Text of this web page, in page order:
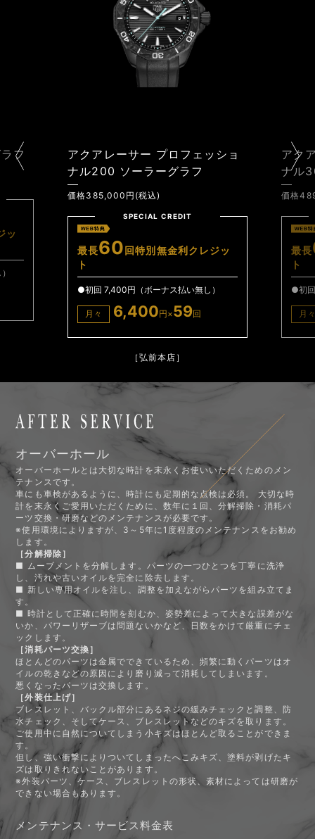
フェッショ
ラフ
アクアレーサー プロフェッショ
ナル300 キャリバー7 GMT
価格489,500円(税込)
SPECIAL CREDIT
最長60回特別無金利クレジッ
●初回 11,600円（ボーナス払い無し）
月々 8,100
［弘前本店］
オーバーホール
オーバーホールとは大切な時計を末永くお使いいただくためのメン
テナンスです。
車にも車検があるように、時計にも定期的な点検は必須。 大切な時
計を末永くご愛用いただくために、数年に１回、分解掃除・消耗パ
ーツ交換・研磨などのメンテナンスが必要です。
※使用環境によりますが、3～5年に1度程度のメンテナンスをお勧め
します。
［分解掃除］
■ ムーブメントを分解します。パーツの一つひとつを丁寧に洗浄
し、汚れや古いオイルを完全に除去します。
■ 新しい専用オイルを注し、調整を加えながらパーツを組み立てま
す。
■ 時計として正確に時間を刻むか、姿勢差によって大きな誤差がな
いか、パワーリザーブは問題ないかなど、日数をかけて厳重にチェ
ックします。
［消耗パーツ交換］
ほとんどのパーツは金属でできているため、頻繁に動くパーツはオ
イルの乾きなどの原因により磨り減って消耗してしまいます。
悪くなったパーツは交換します。
［外装仕上げ］
ブレスレット、バックル部分にあるネジの緩みチェックと調整、防
水チェック、そしてケース、ブレスレットなどのキズを取ります。
ご使用中に自然についてしまう小キズはほとんど取ることができま
す。
但し、強い衝撃によりついてしまったへこみキズ、塗料が剥げたキ
ズは取りきれないことがあります。
※外装パーツ、ケース、ブレスレットの形状、素材によっては研磨が
できない場合もあります。
メンテナンス・サービス料金表